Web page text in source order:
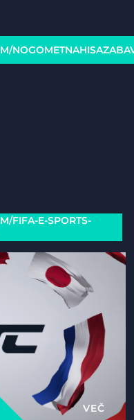
FIFA-E-SPORTS-
VEČ